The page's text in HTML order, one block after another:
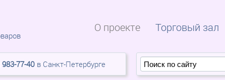
О проекте Торговый зал
77-40 в Санкт-Петербурге